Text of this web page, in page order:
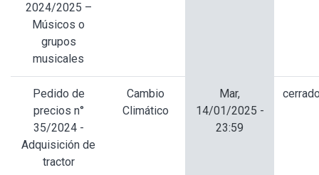
2024/2025 –
Músicos o
grupos
musicales
Pedido de
precios n°
35/2024 -
Adquisición de
tractor
Cambio
Climático
Mar,
14/01/2025 -
23:59